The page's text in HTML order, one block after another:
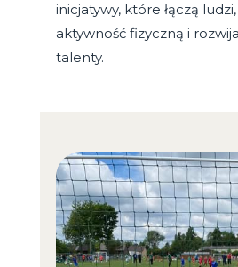
inicjatywy, które łączą
aktywność fizyczną i
talenty.